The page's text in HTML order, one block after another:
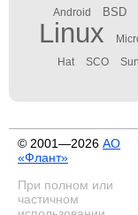
Android BSD
Linux
Hat SCO Sun
© 2001—2026 АО
«Флант»
При полном или
частичном